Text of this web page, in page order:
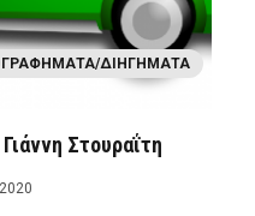
ΔΙΗΓΉΜΑΤΑ
Στουραΐτη